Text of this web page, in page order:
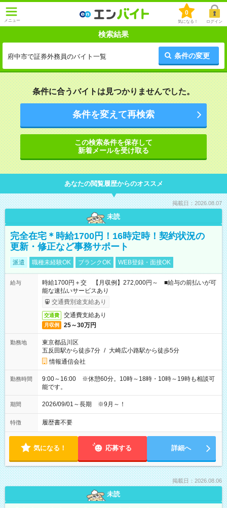
メニュー
0
気になる！ ログイン
検索結果
府中市で証券外務員のバイト一覧 条件の変更
条件に合うバイトは見つかりませんでした。
条件を変えて再検索
この検索条件を保存して
新着メールを受け取る
あなたの閲覧履歴からのオススメ
掲載日：2026.08.07
未読
完全在宅＊時給1700円！16時定時！契約状況の
更新・修正など事務サポート
派遣 職種未経験OK ブランクOK WEB登録・面接OK
給与
時給1700円＋交 【月収例】272,000円～ ■給与の前払いが可
能な速払いサービスあり
交通費別途支給あり
交通費 交通費支給あり
月収例 25～30万円
勤務地
東京都品川区
五反田駅から徒歩7分 / 大崎広小路駅から徒歩5分
情報通信会社
勤務時間
9:00～16:00 ※休憩60分。10時～18時・10時～19時も相談可
能です。
期間 2026/09/01～長期 ※9月～！
特徴 履歴書不要
気になる！ 応募する 詳細へ
掲載日：2026.08.06
未読